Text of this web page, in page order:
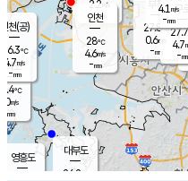
의도
℃
m/s
mm
영흥도
대부도
26.2
2.2 m/s
-mm
부천
27.8℃
0.6m/s
-mm
구로
27.7
4.7
-mm
인천(공)
26.3℃
4.7m/s
-mm
4.1 m/s
-mm
인천
28℃
4.6m/s
-mm